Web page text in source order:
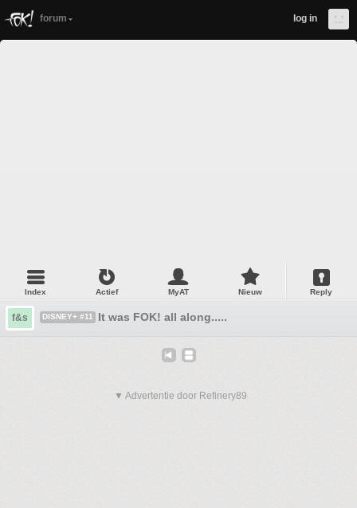
forum log in
Index Actief MyAT Nieuw Reply
f&s DISNEY+ #11 It was FOK! all along.....
▼ Advertentie door Refinery89